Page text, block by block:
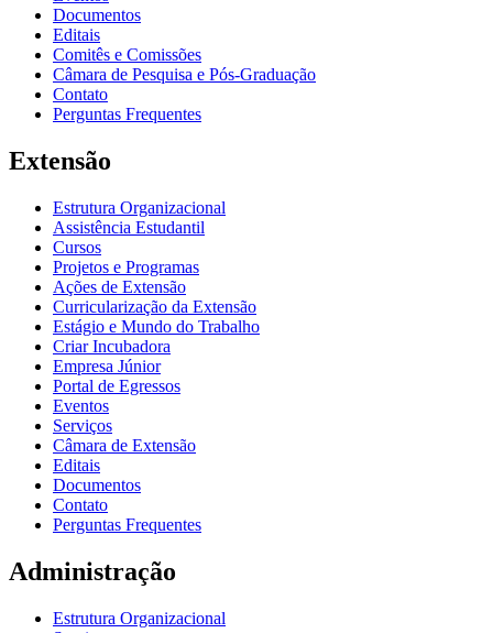
Documentos
Editais
Comitês e Comissões
Câmara de Pesquisa e Pós-Graduação
Contato
Perguntas Frequentes
Extensão
Estrutura Organizacional
Assistência Estudantil
Cursos
Projetos e Programas
Ações de Extensão
Curricularização da Extensão
Estágio e Mundo do Trabalho
Criar Incubadora
Empresa Júnior
Portal de Egressos
Eventos
Serviços
Câmara de Extensão
Editais
Documentos
Contato
Perguntas Frequentes
Administração
Estrutura Organizacional